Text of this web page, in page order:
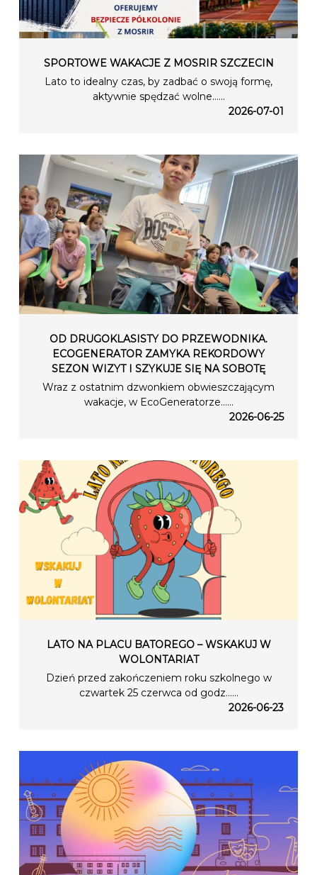
SPORTOWE WAKACJE Z MOSRIR SZCZECIN
Lato to idealny czas, by zadbać o swoją formę,
aktywnie spędzać wolne…...
2026-07-01
OD DRUGOKLASISTY DO PRZEWODNIKA.
ECOGENERATOR ZAMYKA REKORDOWY
SEZON WIZYT I SZYKUJE SIĘ NA SOBOTĘ
Wraz z ostatnim dzwonkiem obwieszczającym
wakacje, w EcoGeneratorze…...
2026-06-25
LATO NA PLACU BATOREGO – WSKAKUJ W
WOLONTARIAT
Dzień przed zakończeniem roku szkolnego w
czwartek 25 czerwca od godz…...
2026-06-23